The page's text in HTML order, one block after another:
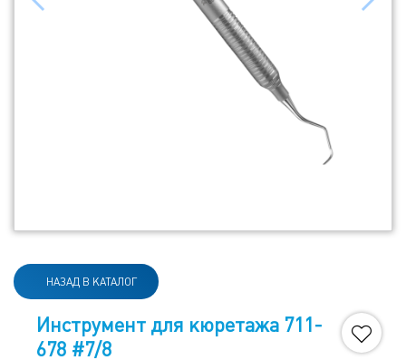
НАЗАД В КАТАЛОГ
Инструмент для кюретажа 711-
678 #7/8